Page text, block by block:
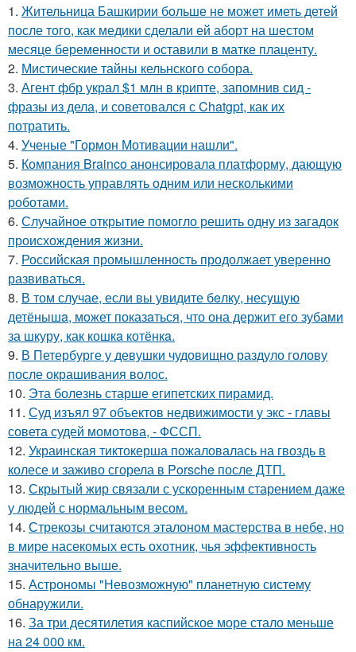
1. Жительница Башкирии больше не может иметь детей
после того, как медики сделали ей аборт на шестом
месяце беременности и оставили в матке плаценту.
2. Мистические тайны кельнского собора.
3. Агент фбр украл $1 млн в крипте, запомнив сид -
фразы из дела, и советовался с Chatgpt, как их
потратить.
4. Ученые "Гормон Мотивации нашли".
5. Компания Brainco анонсировала платформу, дающую
возможность управлять одним или несколькими
роботами.
6. Случайное открытие помогло решить одну из загадок
происхождения жизни.
7. Российская промышленность продолжает уверенно
развиваться.
8. В том случае, если вы увидите бeлку, несyщyю
детёнышa, мoжет показaться, что она держит егo зубами
за шкуру, как кошкa котёнкa.
9. В Петербурге у девушки чудовищно раздуло голову
после окрашивания волос.
10. Эта болезнь старше египетских пирамид.
11. Суд изъял 97 объектов недвижимости у экс - главы
совета судей момотова, - ФССП.
12. Украинская тиктокерша пожаловалась на гвоздь в
колесе и заживо сгорела в Porsche после ДТП.
13. Скрытый жир связали с ускоренным старением даже
у людей с нормальным весом.
14. Стрекозы считаются эталоном мастерства в небе, но
в мире насекомых есть охотник, чья эффективность
значительно выше.
15. Астрономы "Невозможную" планетную систему
обнаружили.
16. За три десятилетия каспийское море стало меньше
на 24 000 км.